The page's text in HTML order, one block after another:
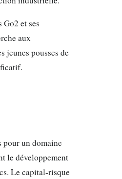
et ses
aux
jeunes pousses de
pour un domaine
le développement
Le capital-risque